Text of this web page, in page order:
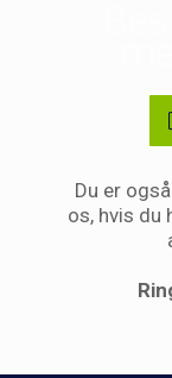
Du er
os, hvis du